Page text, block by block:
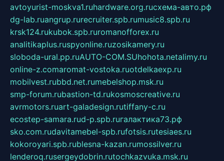
avtoyurist-moskva1.ruhardware.org.ruсхема-авто.рф
dg-lab.ruangrup.rurecruiter.spb.rumusic8.spb.ru
krsk124.rukubok.spb.ruromanofforex.ru
analitikaplus.ruspyonline.ruzosikamery.ru
sloboda-ural.pp.ruAUTO-COM.SUhohota.netalimy.ru
online-z.comaromat-vostoka.ruotdelkaexp.ru
mobilvest.rubbd.net.rumebelshop.msk.ru
smp-forum.rubastion-td.rukosmoscreative.ru
avrmotors.ruart-galadesign.rutiffany-c.ru
ecostep-samara.rud-p.spb.ruгалактика73.рф
sko.com.rudavitamebel-spb.rufotsis.rutesiaes.ru
kokoroyari.spb.rublesna-kazan.rumossilver.ru
lenderoq.rusergeydobrin.rutochkazvuka.msk.ru